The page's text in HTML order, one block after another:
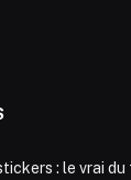
: le vrai du